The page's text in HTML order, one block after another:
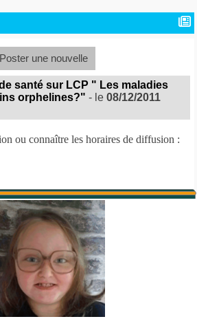
Poster une nouvelle
santé sur LCP " Les maladies
orphelines?" - le 08/12/2011
ou connaître les horaires de diffusion :